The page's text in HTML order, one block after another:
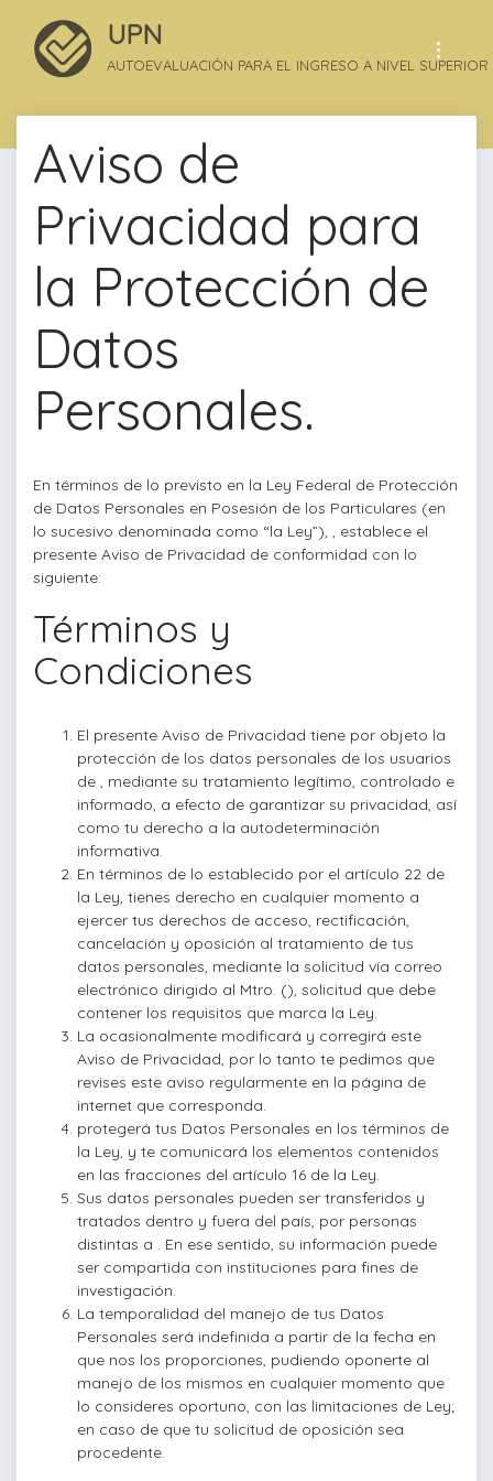
UPN
AUTOEVALUACIÓN PARA EL INGRESO A NIVEL SUPERIOR
Aviso de
Privacidad para
la Protección de
Datos
Personales.
En términos de lo previsto en la Ley Federal de Protección
de Datos Personales en Posesión de los Particulares (en
lo sucesivo denominada como “la Ley”), , establece el
presente Aviso de Privacidad de conformidad con lo
siguiente:
Términos y
Condiciones
El presente Aviso de Privacidad tiene por objeto la
protección de los datos personales de los usuarios
de , mediante su tratamiento legítimo, controlado e
informado, a efecto de garantizar su privacidad, así
como tu derecho a la autodeterminación
informativa.
En términos de lo establecido por el artículo 22 de
la Ley, tienes derecho en cualquier momento a
ejercer tus derechos de acceso, rectificación,
cancelación y oposición al tratamiento de tus
datos personales, mediante la solicitud vía correo
electrónico dirigido al Mtro. (), solicitud que debe
contener los requisitos que marca la Ley.
La ocasionalmente modificará y corregirá este
Aviso de Privacidad, por lo tanto te pedimos que
revises este aviso regularmente en la página de
internet que corresponda.
protegerá tus Datos Personales en los términos de
la Ley, y te comunicará los elementos contenidos
en las fracciones del artículo 16 de la Ley.
Sus datos personales pueden ser transferidos y
tratados dentro y fuera del país, por personas
distintas a . En ese sentido, su información puede
ser compartida con instituciones para fines de
investigación.
La temporalidad del manejo de tus Datos
Personales será indefinida a partir de la fecha en
que nos los proporciones, pudiendo oponerte al
manejo de los mismos en cualquier momento que
lo consideres oportuno, con las limitaciones de Ley;
en caso de que tu solicitud de oposición sea
procedente.